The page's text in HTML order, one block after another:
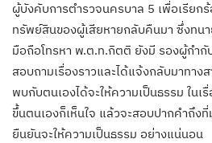
ผู้บังคับการตำรวจนครบาล 5 เพื่อเรียก
ทรัพย์สินของผู้เสียหายกลับคืนมา ซึ่งทน
มือถือโทรหา พ.ต.ท.กิตติ ยังมี รองผู้กำ
สอบถามเรื่องราวและได้แจ้งกลับมาทาง
พบกับตนเองได้จะให้ความเป็นธรรม ในเ
ขึ้นตนเองก็เห็นใจ แล้วจะสอบปากคำถึงที่
ยืนยันจะให้ความเป็นธรรม อย่างแน่นอน